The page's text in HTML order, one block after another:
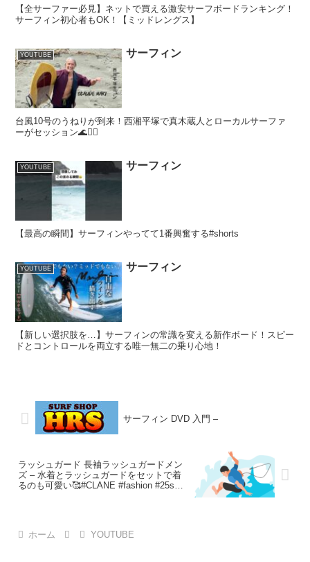
【全サーファー必見】ネットで買える激安サーフボードランキング！
サーフィン初心者もOK！【ミッドレングス】
YOUTUBE サーフィン
台風10号のうねりが到来！西湘平塚で真木蔵人とローカルサーファ
ーがセッション🌊🏄‍♂️
YOUTUBE サーフィン
【最高の瞬間】サーフィンやってて1番興奮する#shorts
YOUTUBE サーフィン
【新しい選択肢を…】サーフィンの常識を変える新作ボード！スピー
ドとコントロールを両立する唯一無二の乗り心地！
サーフィン DVD 入門 –
ラッシュガード 長袖ラッシュガードメン
ズ – 水着とラッシュガードをセットで着
るのも可愛い🥰#CLANE #fashion #25ss
ホーム YOUTUBE